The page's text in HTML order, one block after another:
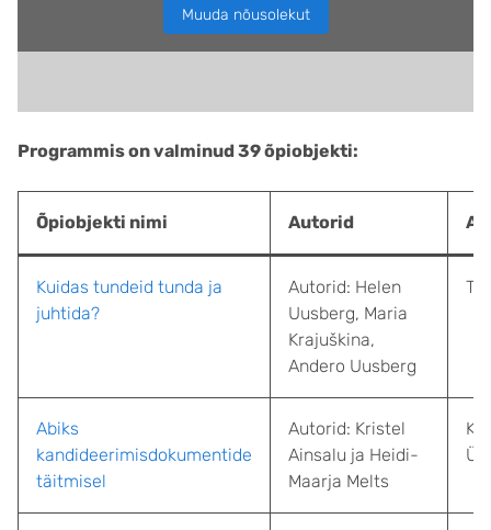
Muuda nõusolekut
Programmis on valminud 39 õpiobjekti:
Õpiobjekti nimi Autorid
Kuidas tundeid tunda ja
juhtida?
Autorid: Helen
Uusberg, Maria
Krajuškina,
Andero Uusberg
Abiks
kandideerimisdokumentide
täitmisel
Autorid: Kristel
Ainsalu ja Heidi-
Maarja Melts